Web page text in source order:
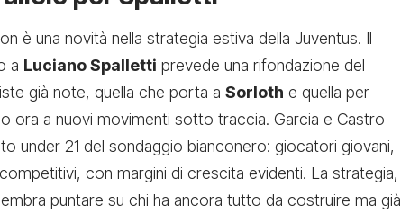
è una novità nella strategia estiva della Juventus. Il
a Luciano Spalletti prevede una rifondazione del
già note, quella che porta a Sorloth e quella per
ora a nuovi movimenti sotto traccia. Garcia e Castro
under 21 del sondaggio bianconero: giocatori giovani,
con margini di crescita evidenti. La strategia,
puntare su chi ha ancora tutto da costruire ma già